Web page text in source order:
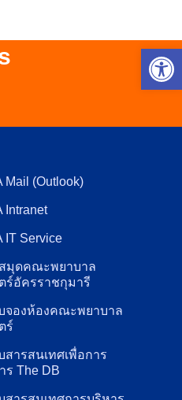
Mail (Outlook)
Intranet
IT Service
มุดคณะพยาบาล
ร์อัครราชกุมารี
จองห้องคณะพยาบาล
ร์
สารสนเทศเพื่อการ
ร The DB